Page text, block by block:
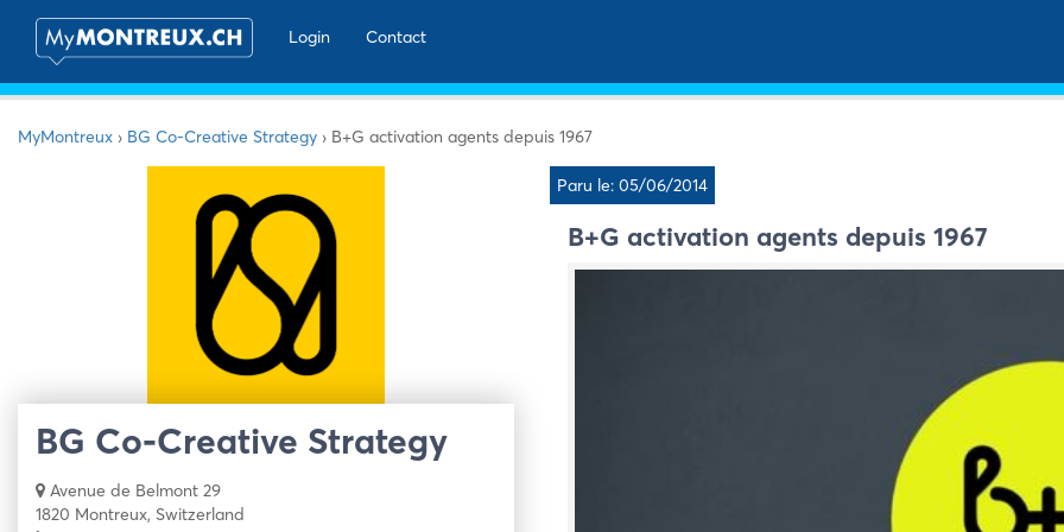
Login
Contact
MyMontreux › BG Co-Creative Strategy › B+G activation agents depuis 1967
BG Co-Creative Strategy
Avenue de Belmont 29
1820 Montreux, Switzerland
Paru le: 05/06/2014
B+G activation agents depuis 1967